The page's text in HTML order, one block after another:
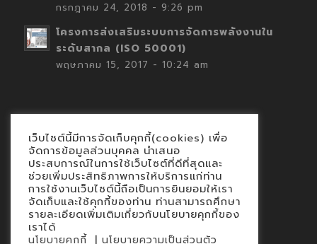
กรกฎาคม 24, 2018 - 9:26 pm
โครงการส่งเสริมระบบการจัดการพลังงานใน
ระดับสากล (ISO 50001)
พฤษภาคม 15, 2017 - 10:24 am
Contact
นโยบายคุกกี้
นโยบายข้อมูลส่วนบุคคล
เว็บไซต์นี้มีการจัดเก็บคุกกี้(cookies) เพื่อ
จัดการข้อมูลส่วนบุคคล นำเสนอ
ประสบการณ์ในการใช้เว็บไซต์ที่ดีที่สุดและ
ช่วยเพิ่มประสิทธิภาพการให้บริการแก่ท่าน
การใช้งานเว็บไซต์นี้ถือเป็นการยินยอมให้เรา
จัดเก็บและใช้คุกกี้ของท่าน ท่านสามารถศึกษา
รายละเอียดเพิ่มเติมเกี่ยวกับนโยบายคุกกี้ของ
เราได้
นโยบายคุกกี้ | นโยบายความเป็นส่วนตัว